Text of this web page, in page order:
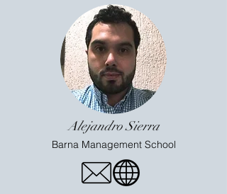
Alejandro Sierra
Barna Management School